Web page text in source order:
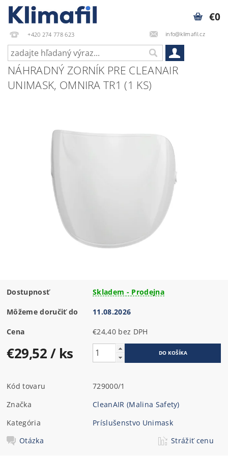
+420 274 778 623 info@klimafil.cz
€0
NÁHRADNÝ ZORNÍK PRE CLEANAIR
UNIMASK, OMNIRA TR1 (1 KS)
Dostupnosť Skladem - Prodejna
Môžeme doručiť do 11.08.2026
Cena €24,40 bez DPH
€29,52/ ks
Kód tovaru
729000/1
Značka
CleanAIR (Malina Safety)
Kategória
Príslušenstvo Unimask
Otázka
Strážiť cenu